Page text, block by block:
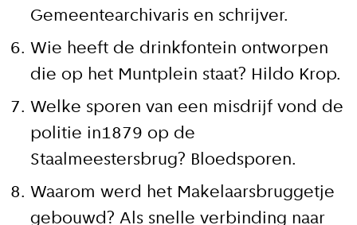
Gemeentearchivaris en schrijver.
Wie heeft de drinkfontein ontworpen
die op het Muntplein staat? Hildo Krop.
Welke sporen van een misdrijf vond de
politie in1879 op de
Staalmeestersbrug? Bloedsporen.
Waarom werd het Makelaarsbruggetje
gebouwd? Als snelle verbinding naar